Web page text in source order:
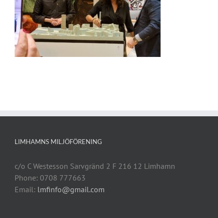
LIMHAMNS MILJÖFÖRENING
c/o C Westesson Sarvgränd 2 F 216 12 Limhamn
Phone: 0708 777663
Email: lmfinfo@gmail.com